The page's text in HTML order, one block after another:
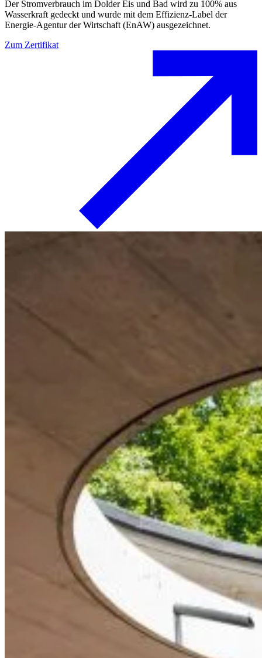
Der Stromverbrauch im Dolder Eis und Bad wird zu 100% aus
Wasserkraft gedeckt und wurde mit dem Effizienz-Label der
Energie-Agentur der Wirtschaft (EnAW) ausgezeichnet.
Zum Zertifikat